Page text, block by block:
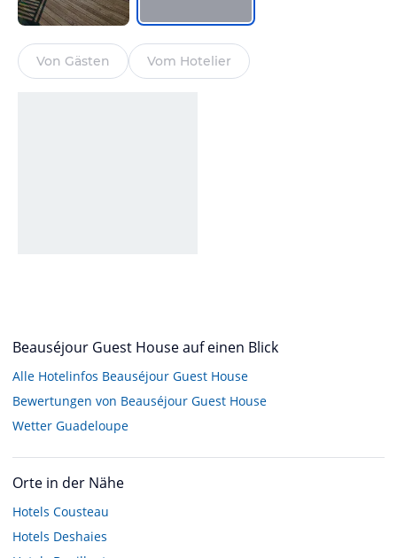
Von Gästen Vom Hotelier
Beauséjour Guest House auf einen Blick
Alle Hotelinfos Beauséjour Guest House
Bewertungen von Beauséjour Guest House
Wetter Guadeloupe
Orte in der Nähe
Hotels Cousteau
Hotels Deshaies